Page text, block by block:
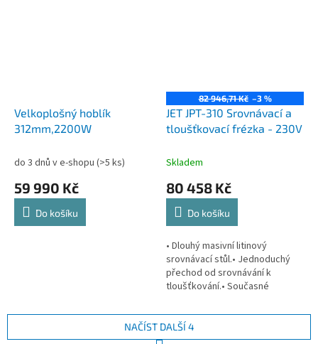
Velkoplošný hoblík
312mm,2200W
do 3 dnů v e-shopu (>5 ks)
59 990 Kč
Do košíku
82 946,71 Kč –3 %
JET JPT-310 Srovnávací a
tloušťkovací frézka - 230V
Skladem
80 458 Kč
Do košíku
• Dlouhý masivní litinový
srovnávací stůl.• Jednoduchý
přechod od srovnávání k
tloušťkování.• Současné
stolů.• Nastavení výšky
vstupního i výstupního...
NAČÍST DALŠÍ 4